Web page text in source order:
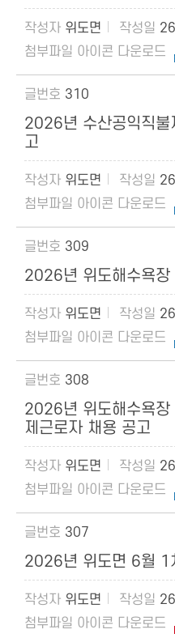
위도면
310
2026년 수산공익직불
고
위도면
309
2026년 위도해수욕장
위도면
308
2026년 위도해수욕장
제근로자 채용 공고
위도면
307
2026년 위도면 6월 1
위도면